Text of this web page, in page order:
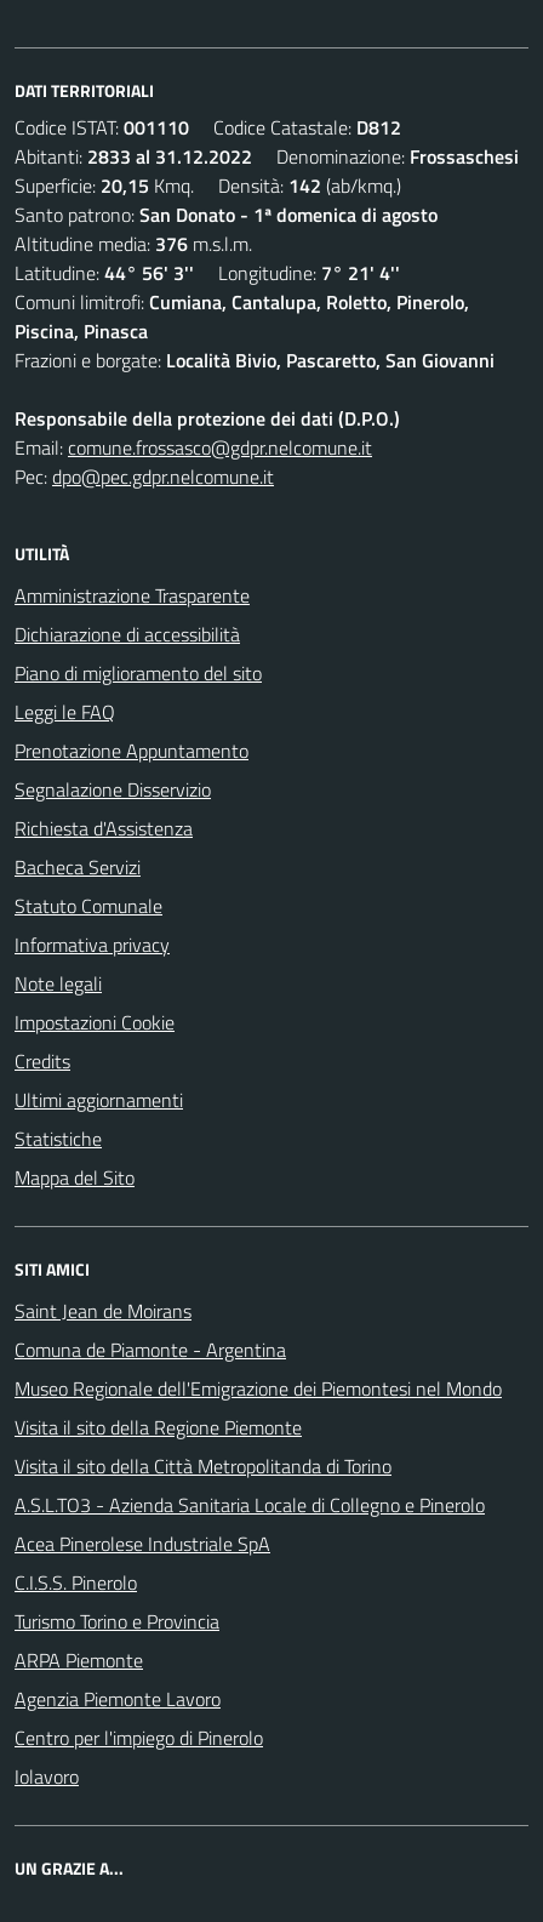
DATI TERRITORIALI
Codice ISTAT:001110 Codice Catastale: D812
Abitanti: 2833 al 31.12.2022 Denominazione: Frossaschesi
Superficie: 20,15 Kmq. Densità: 142 (ab/kmq.)
Santo patrono:San Donato - 1ª domenica di agosto
Altitudine media: 376 m.s.l.m.
Latitudine:44° 56' 3'' Longitudine: 7° 21' 4''
Comuni limitrofi:Cumiana, Cantalupa, Roletto, Pinerolo,
Piscina, Pinasca
Frazioni e borgate: Località Bivio, Pascaretto, San Giovanni
Responsabile della protezione dei dati (D.P.O.)
Email:comune.frossasco@gdpr.nelcomune.it
Pec:dpo@pec.gdpr.nelcomune.it
UTILITÀ
Amministrazione Trasparente
Dichiarazione di accessibilità
Piano di miglioramento del sito
Leggi le FAQ
Prenotazione Appuntamento
Segnalazione Disservizio
Richiesta d'Assistenza
Bacheca Servizi
Statuto Comunale
Informativa privacy
Note legali
Impostazioni Cookie
Credits
Ultimi aggiornamenti
Statistiche
Mappa del Sito
SITI AMICI
Saint Jean de Moirans
Comuna de Piamonte - Argentina
Museo Regionale dell'Emigrazione dei Piemontesi nel Mondo
Visita il sito della Regione Piemonte
Visita il sito della Città Metropolitanda di Torino
A.S.L.TO3 - Azienda Sanitaria Locale di Collegno e Pinerolo
Acea Pinerolese Industriale SpA
C.I.S.S. Pinerolo
Turismo Torino e Provincia
ARPA Piemonte
Agenzia Piemonte Lavoro
Centro per l'impiego di Pinerolo
Iolavoro
UN GRAZIE A...